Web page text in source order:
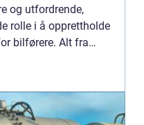
og utfordrende,
rolle i å opprettholde
bilførere. Alt fra